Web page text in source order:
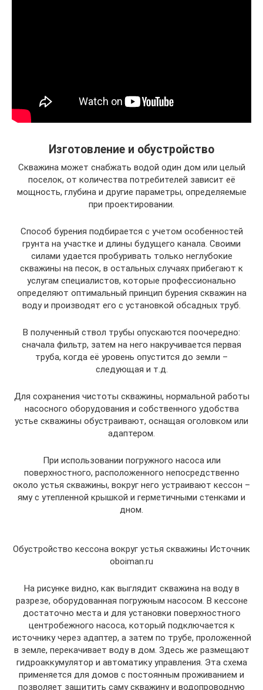
Изготовление и обустройство
Скважина может снабжать водой один дом или целый
поселок, от количества потребителей зависит её
мощность, глубина и другие параметры, определяемые
при проектировании.
Способ бурения подбирается с учетом особенностей
грунта на участке и длины будущего канала. Своими
силами удается пробуривать только неглубокие
скважины на песок, в остальных случаях прибегают к
услугам специалистов, которые профессионально
определяют оптимальный принцип бурения скважин на
воду и производят его с установкой обсадных труб.
В полученный ствол трубы опускаются поочередно:
сначала фильтр, затем на него накручивается первая
труба, когда её уровень опустится до земли –
следующая и т.д.
Для сохранения чистоты скважины, нормальной работы
насосного оборудования и собственного удобства
устье скважины обустраивают, оснащая оголовком или
адаптером.
При использовании погружного насоса или
поверхностного, расположенного непосредственно
около устья скважины, вокруг него устраивают кессон –
яму с утепленной крышкой и герметичными стенками и
дном.
Обустройство кессона вокруг устья скважины Источник
oboiman.ru
На рисунке видно, как выглядит скважина на воду в
разрезе, оборудованная погружным насосом. В кессоне
достаточно места и для установки поверхностного
центробежного насоса, который подключается к
источнику через адаптер, а затем по трубе, проложенной
в земле, перекачивает воду в дом. Здесь же размещают
гидроаккумулятор и автоматику управления. Эта схема
применяется для домов с постоянным проживанием и
позволяет защитить саму скважину и водопроводную